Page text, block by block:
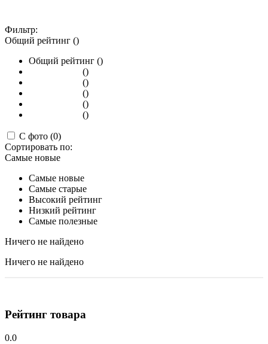
Фильтр:
Общий рейтинг ()
Общий рейтинг ()
()
()
()
()
()
С фото (0)
Сортировать по:
Самые новые
Самые новые
Самые старые
Высокий рейтинг
Низкий рейтинг
Самые полезные
Ничего не найдено
Ничего не найдено
Рейтинг товара
0.0